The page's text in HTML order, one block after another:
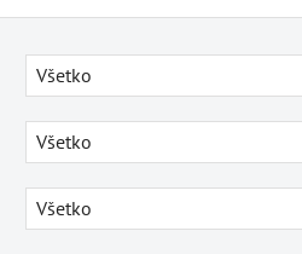
Všetko
Všetko
Všetko